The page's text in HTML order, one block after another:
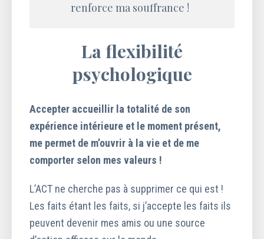
renforce ma souffrance !
La flexibilité
psychologique
Accepter accueillir la totalité de son
expérience intérieure et le moment présent,
me permet de m’ouvrir à la vie et de me
comporter selon mes valeurs !
L’ACT ne cherche pas à supprimer ce qui est !
Les faits étant les faits, si j’accepte les faits ils
peuvent devenir mes amis ou une source